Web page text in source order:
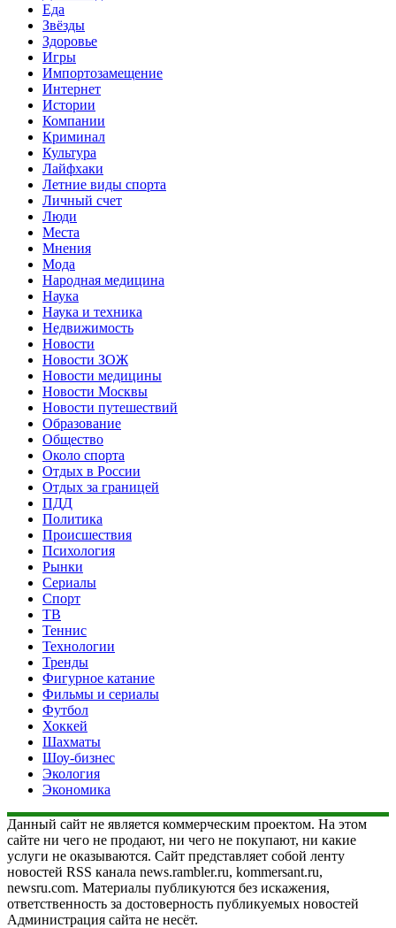
Еда
Звёзды
Здоровье
Игры
Импортозамещение
Интернет
Истории
Компании
Криминал
Культура
Лайфхаки
Летние виды спорта
Личный счет
Люди
Места
Мнения
Мода
Народная медицина
Наука
Наука и техника
Недвижимость
Новости
Новости ЗОЖ
Новости медицины
Новости Москвы
Новости путешествий
Образование
Общество
Около спорта
Отдых в России
Отдых за границей
ПДД
Политика
Происшествия
Психология
Рынки
Сериалы
Спорт
ТВ
Теннис
Технологии
Тренды
Фигурное катание
Фильмы и сериалы
Футбол
Хоккей
Шахматы
Шоу-бизнес
Экология
Экономика
Данный сайт не является коммерческим проектом. На этом
сайте ни чего не продают, ни чего не покупают, ни какие
услуги не оказываются. Сайт представляет собой ленту
новостей RSS канала news.rambler.ru, kommersant.ru,
newsru.com. Материалы публикуются без искажения,
ответственность за достоверность публикуемых новостей
Администрация сайта не несёт.